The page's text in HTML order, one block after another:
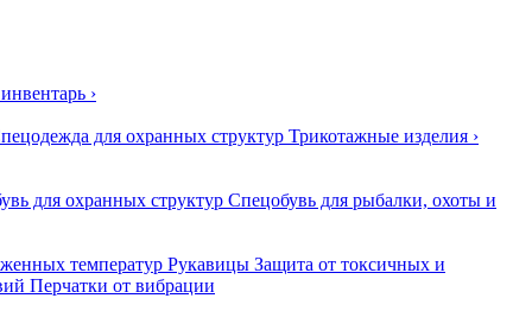
›
для охранных структур Трикотажные изделия ›
для охранных структур Спецобувь для рыбалки, охоты и
температур Рукавицы Защита от токсичных и
Перчатки от вибрации